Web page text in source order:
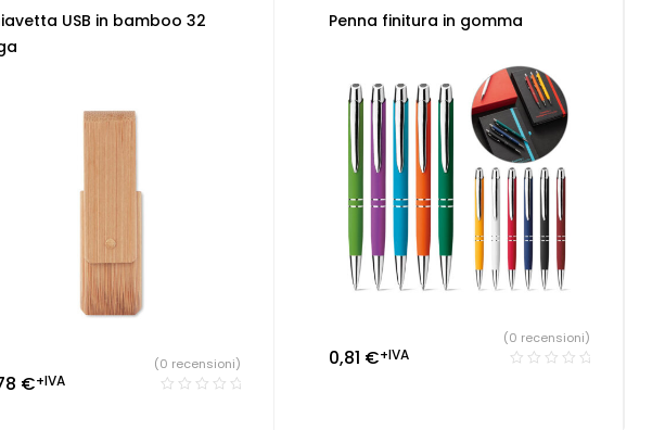
USB in bamboo 32
€+IVA
(0 recensioni)
auto e meccanici, Farmacie
Penne Personalizzate
Penna finitura in gomma
0,81 €+IVA
(0 recensioni)